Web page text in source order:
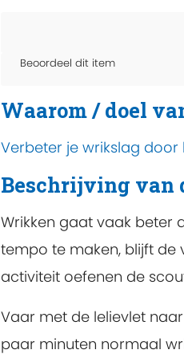
Beoordeel dit item
Waarom / doel
Verbeter je wrikslag
Beschrijving van
Wrikken gaat vaak beter
tempo te maken, blijft de
activiteit oefenen de
Vaar met de lelievlet
paar minuten normaal